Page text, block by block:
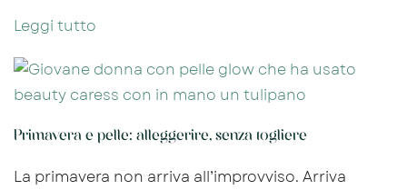
Leggi tutto
Primavera e pelle: alleggerire, senza togliere
La primavera non arriva all’improvviso. Arriva